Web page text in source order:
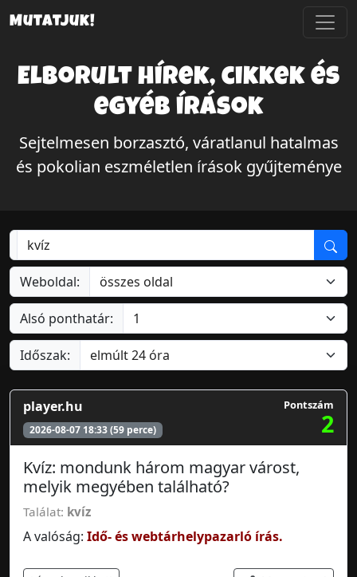
Mutatjuk!
Elborult hírek, cikkek és
egyéb írások
Sejtelmesen borzasztó, váratlanul hatalmas
és pokolian eszméletlen írások gyűjteménye
Weboldal:
Alsó ponthatár:
Időszak:
player.hu
2026-08-07 18:33 (59 perce)
Pontszám
2
Kvíz: mondunk három magyar várost,
melyik megyében található?
Találat: kvíz
A valóság: Idő- és webtárhelypazarló írás.